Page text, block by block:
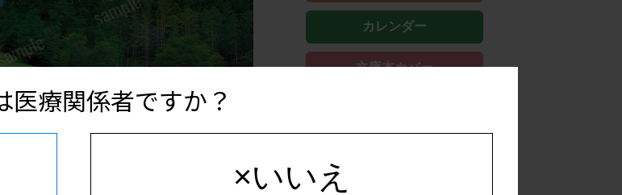
カレンダー
文庫本カバー
医療関係者ですか？
×いいえ